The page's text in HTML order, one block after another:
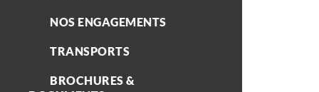
NOS ENGAGEMENTS
TRANSPORTS
BROCHURES &